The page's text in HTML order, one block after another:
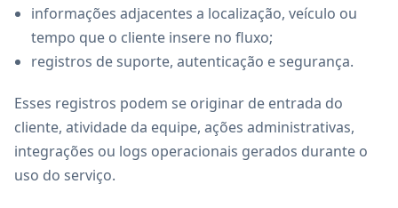
informações adjacentes a localização, veículo ou
tempo que o cliente insere no fluxo;
registros de suporte, autenticação e segurança.
Esses registros podem se originar de entrada do
cliente, atividade da equipe, ações administrativas,
integrações ou logs operacionais gerados durante o
uso do serviço.